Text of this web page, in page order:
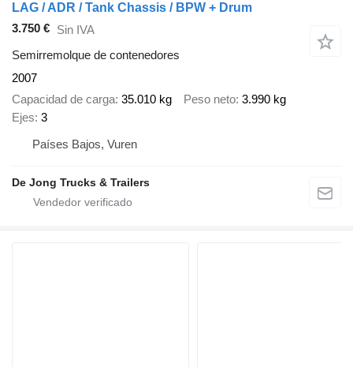
LAG / ADR / Tank Chassis / BPW + Drum
3.750 € Sin IVA
Semirremolque de contenedores
2007
Capacidad de carga 35.010 kg Peso neto 3.990 kg
Ejes 3
Países Bajos, Vuren
De Jong Trucks & Trailers